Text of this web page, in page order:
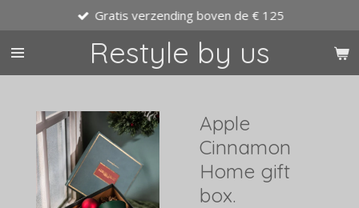
direct
naar
Restyle by us
Gratis verzending boven de € 125
Apple
Cinnamon
Home gift
box.